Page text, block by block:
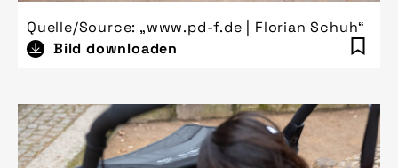
Quelle/Source: „www.pd-f.de | Florian Schuh“
Bild downloaden